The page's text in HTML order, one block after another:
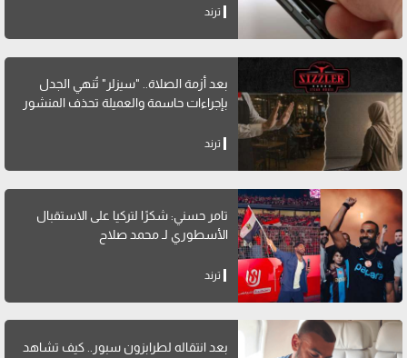
ترند
بعد أزمة الصلاة.. "سيزلر" تُنهي الجدل
بإجراءات حاسمة والعميلة تحذف المنشور
ترند
تامر حسني: شكرًا لتركيا على الاستقبال
الأسطوري لـ محمد صلاح
ترند
بعد انتقاله لطرابزون سبور.. كيف تشاهد